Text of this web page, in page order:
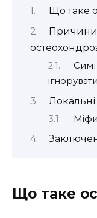
Що таке
ігнорувати
Міфи
Що таке